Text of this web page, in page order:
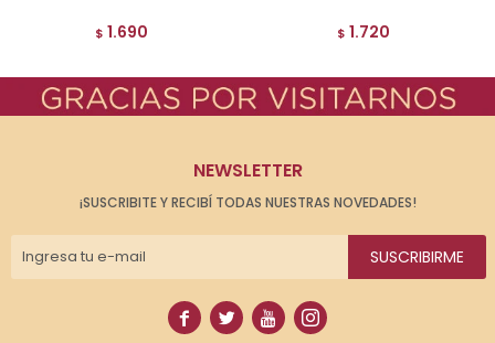
$ 1.690 $ 1.720
NEWSLETTER
¡SUSCRIBITE Y RECIBÍ TODAS NUESTRAS NOVEDADES!
SUSCRIBIRME
   